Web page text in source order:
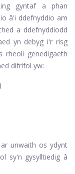
gyntaf a phan
â'i ddefnyddio am
a ddefnyddiodd
yn debyg i'r risg
genedigaeth
difrifol yw:
unwaith os ydynt
sy'n gysylltiedig â